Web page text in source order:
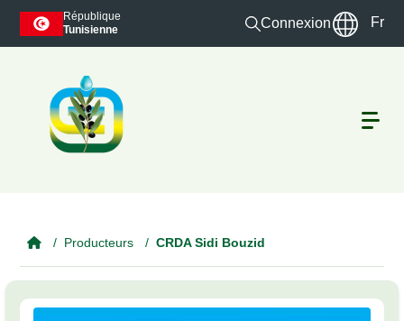
Skip to main content
République
Tunisienne
Connexion Fr
Producteurs CRDA Sidi Bouzid